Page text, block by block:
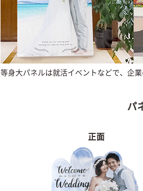
等身大パネルは就活イベントなどで、企
パ
正面